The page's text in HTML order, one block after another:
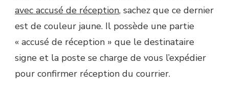
avec accusé de réception, sachez que ce dernier
est de couleur jaune. Il possède une partie
« accusé de réception » que le destinataire
signe et la poste se charge de vous l’expédier
pour confirmer réception du courrier.